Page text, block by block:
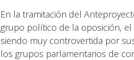
En la tramitación del
grupo político de la oposición, el
siendo muy controvertida por
los grupos parlamentarios de